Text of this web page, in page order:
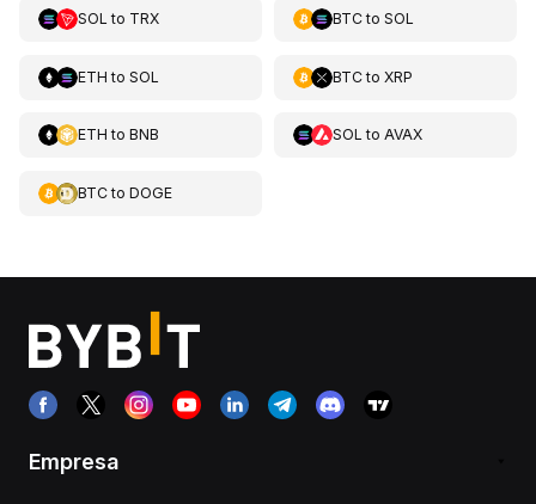
SOL to TRX BTCto SOL
ETH to SOL BTCto XRP
ETH to BNB SOL to AVAX
BTCto DOGE
Empresa